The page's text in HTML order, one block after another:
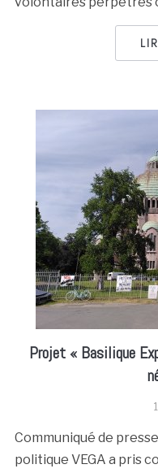
Projet « Basilique
Communiqué de
politique VEGA a pris